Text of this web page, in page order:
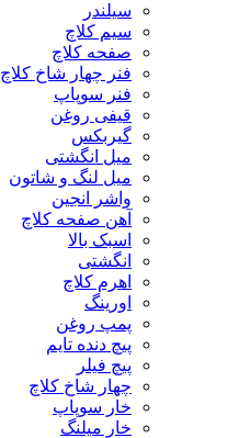
سیلندر
سیم کلاچ
صفحه کلاچ
فنر چهار شاخ کلاچ
فنر سوپاپ
قیفی روغن
گیربکس
میل انگشتی
میل لنگ و شاتون
واشر انجین
آهن صفحه کلاچ
اسبک بالا
انگشتی
اهرم کلاچ
اورینگ
پمپ روغن
پیچ دنده تایم
پیچ فیلر
چهار شاخ کلاچ
خار سوپاپ
خار میلنگ